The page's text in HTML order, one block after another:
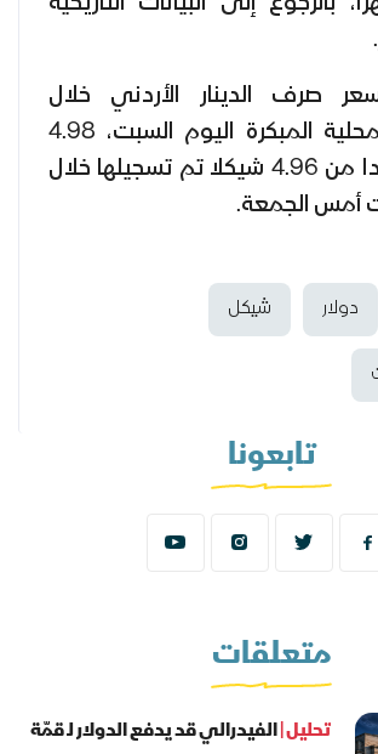
صرف الدينار الأردني خلال
التعاملات المحلية المبكرة اليوم السبت، 4.98
شيكلا، صعودا من 4.96 شيكلا تم تسجيلها خلال
أمس الجمعة.
دولار شيكل
تابعونا
متعلقات
تحليل |الفيدرالي قد يدفع الدولار لـ قمّة